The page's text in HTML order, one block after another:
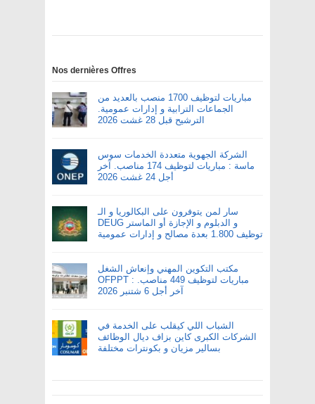
Nos dernières Offres
مباريات لتوظيف 1700 منصب بالعديد من
الجماعات الترابية و إدارات عمومية.
الترشيح قبل 28 غشت 2026
الشركة الجهوية متعددة الخدمات سوس
ماسة : مباريات لتوظيف 174 مناصب. آخر
أجل 24 غشت 2026
سار لمن يتوفرون على البكالوريا و الـ
DEUG و الدبلوم و الإجازة أو الماستر
توظيف 1.800 بعدة مصالح و إدارات عمومية
مكتب التكوين المهني وإنعاش الشغل
OFPPT : مباريات لتوظيف 449 مناصب.
آخر أجل 6 شتنبر 2026
الشباب اللي كيقلب على الخدمة في
الشركات الكبرى كاين بزاف ديال الوظائف
بسالير مزيان و بكونترات مختلفة